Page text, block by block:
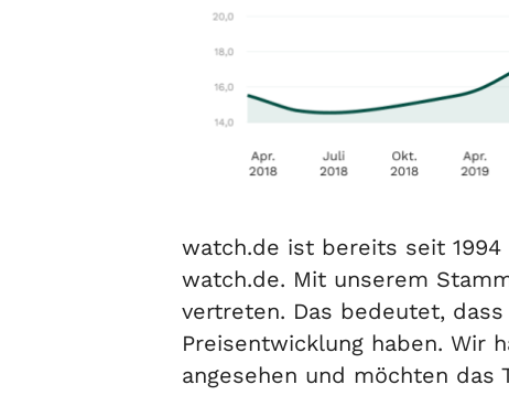
watch.de ist bereits seit
watch.de. Mit unserem
vertreten. Das bedeutet,
Preisentwicklung haben. Wir
angesehen und möchten das